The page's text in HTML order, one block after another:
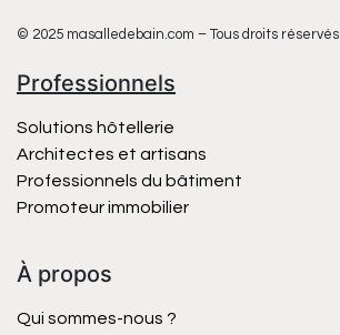
© 2025 masalledebain.com – Tous droits réservés
Professionnels
Solutions hôtellerie
Architectes et artisans
Professionnels du bâtiment
Promoteur immobilier
À propos
Qui sommes-nous ?